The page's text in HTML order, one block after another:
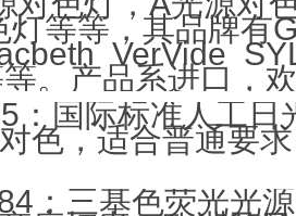
灯等等，其品牌有
VerVide
。产品系进口，
：国际标准人工日
色，适合普通要
：三基色荧光光